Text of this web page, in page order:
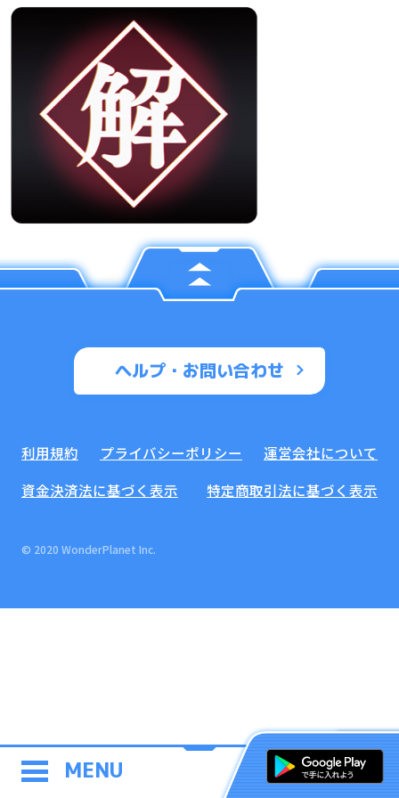
MENU
ヘルプ・お問い合わせ
利用規約 プライバシーポリシー
運営会社について
資金決済法に基づく表示
特定商取引法に基づく表示
© 2020 WonderPlanet Inc.